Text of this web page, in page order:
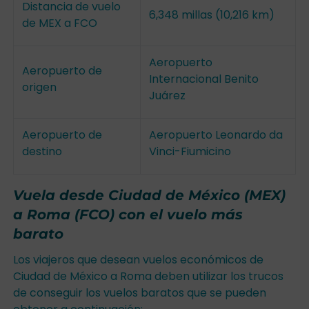
Distancia de vuelo
de MEX a FCO
6,348 millas (10,216 km)
Aeropuerto de
origen
Aeropuerto
Internacional Benito
Juárez
Aeropuerto de
destino
Aeropuerto Leonardo da
Vinci-Fiumicino
Vuela desde Ciudad de México (MEX)
a Roma (FCO) con el vuelo más
barato
Los viajeros que desean vuelos económicos de
Ciudad de México a Roma deben utilizar los trucos
de conseguir los vuelos baratos que se pueden